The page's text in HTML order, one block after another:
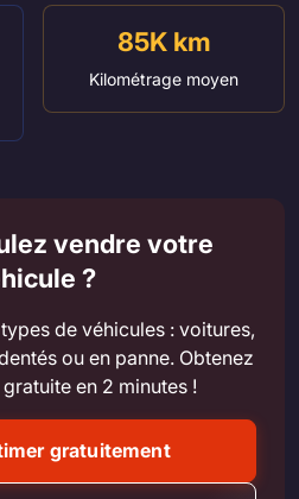
85K km
Kilométrage moyen
vendre votre
?
de véhicules : voitures,
ou en panne. Obtenez
en 2 minutes !
gratuitement